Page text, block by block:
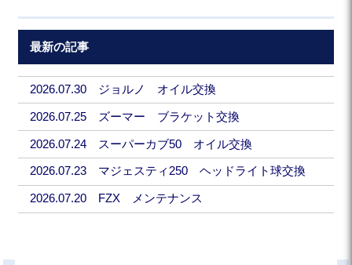
最新の記事
2026.07.30 ジョルノ オイル交換
2026.07.25 ズーマー ブラケット交換
2026.07.24 スーパーカブ50 オイル交換
2026.07.23 マジェスティ250 ヘッドライト球交換
2026.07.20 FZX メンテナンス